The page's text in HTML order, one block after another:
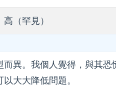
高（罕見）
異。我個人覺得，與其恐
大大降低問題。